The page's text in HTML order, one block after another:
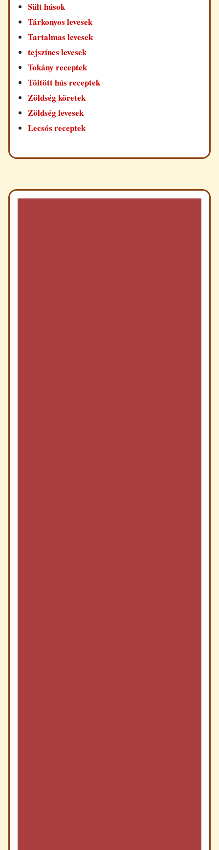
Sült húsok
Tárkonyos levesek
Tartalmas levesek
tejszínes levesek
Tokány receptek
Töltött hús receptek
Zöldség köretek
Zöldség levesek
Lecsós receptek